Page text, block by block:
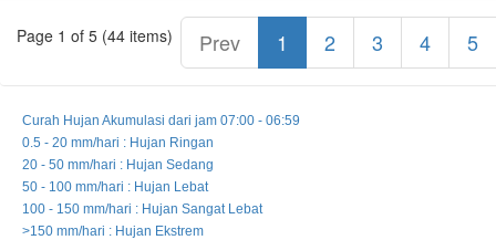
Page 1 of 5 (44 items) Prev 1 2 3 4 5
Curah Hujan Akumulasi dari jam 07:00 - 06:59
0.5 - 20 mm/hari : Hujan Ringan
20 - 50 mm/hari : Hujan Sedang
50 - 100 mm/hari : Hujan Lebat
100 - 150 mm/hari : Hujan Sangat Lebat
>150 mm/hari : Hujan Ekstrem